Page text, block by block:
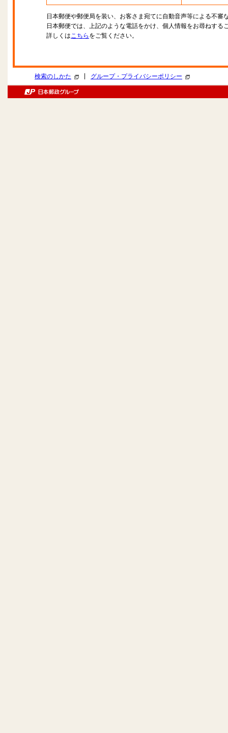
日本郵便や郵便局を装い、お客さま宛てに自動音声等による不審
日本郵便では、上記のような電話をかけ、個人情報をお尋ねする
詳しくはこちら をご覧ください。
検索のしかた グループ・プライバシーポリシー